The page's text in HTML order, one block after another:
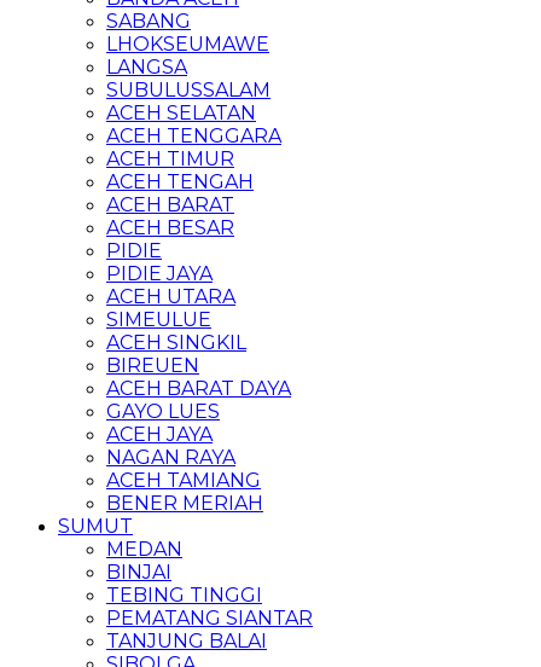
SABANG
LHOKSEUMAWE
LANGSA
SUBULUSSALAM
ACEH SELATAN
ACEH TENGGARA
ACEH TIMUR
ACEH TENGAH
ACEH BARAT
ACEH BESAR
PIDIE
PIDIE JAYA
ACEH UTARA
SIMEULUE
ACEH SINGKIL
BIREUEN
ACEH BARAT DAYA
GAYO LUES
ACEH JAYA
NAGAN RAYA
ACEH TAMIANG
BENER MERIAH
SUMUT
MEDAN
BINJAI
TEBING TINGGI
PEMATANG SIANTAR
TANJUNG BALAI